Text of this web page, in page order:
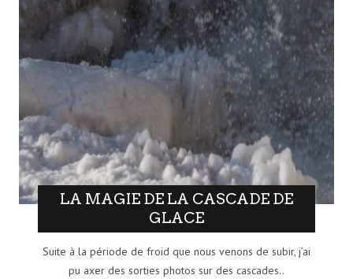
LA MAGIE DE LA CASCADE DE
GLACE
Suite à la période de froid que nous venons de subir, j’ai
pu axer des sorties photos sur des cascades..